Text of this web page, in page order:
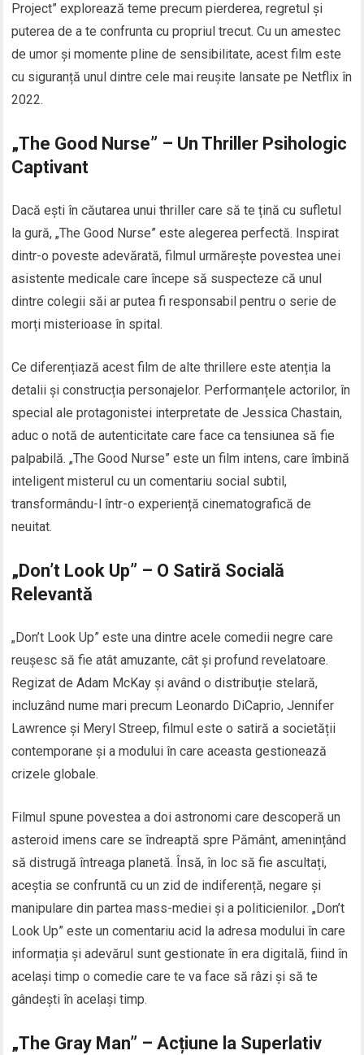
Project” explorează teme precum pierderea, regretul și
puterea de a te confrunta cu propriul trecut. Cu un amestec
de umor și momente pline de sensibilitate, acest film este
cu siguranță unul dintre cele mai reușite lansate pe Netflix în
2022.
„The Good Nurse” – Un Thriller Psihologic
Captivant
Dacă ești în căutarea unui thriller care să te țină cu sufletul
la gură, „The Good Nurse” este alegerea perfectă. Inspirat
dintr-o poveste adevărată, filmul urmărește povestea unei
asistente medicale care începe să suspecteze că unul
dintre colegii săi ar putea fi responsabil pentru o serie de
morți misterioase în spital.
Ce diferențiază acest film de alte thrillere este atenția la
detalii și construcția personajelor. Performanțele actorilor, în
special ale protagonistei interpretate de Jessica Chastain,
aduc o notă de autenticitate care face ca tensiunea să fie
palpabilă. „The Good Nurse” este un film intens, care îmbină
inteligent misterul cu un comentariu social subtil,
transformându-l într-o experiență cinematografică de
neuitat.
„Don’t Look Up” – O Satiră Socială
Relevantă
„Don’t Look Up” este una dintre acele comedii negre care
reușesc să fie atât amuzante, cât și profund revelatoare.
Regizat de Adam McKay și având o distribuție stelară,
incluzând nume mari precum Leonardo DiCaprio, Jennifer
Lawrence și Meryl Streep, filmul este o satiră a societății
contemporane și a modului în care aceasta gestionează
crizele globale.
Filmul spune povestea a doi astronomi care descoperă un
asteroid imens care se îndreaptă spre Pământ, amenințând
să distrugă întreaga planetă. Însă, în loc să fie ascultați,
aceștia se confruntă cu un zid de indiferență, negare și
manipulare din partea mass-mediei și a politicienilor. „Don’t
Look Up” este un comentariu acid la adresa modului în care
informația și adevărul sunt gestionate în era digitală, fiind în
același timp o comedie care te va face să râzi și să te
gândești în același timp.
„The Gray Man” – Acțiune la Superlativ